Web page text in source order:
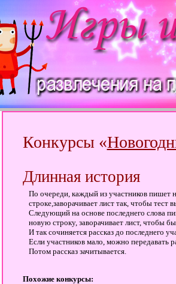
Конкурсы «
Длинная история
По очереди, каждый из участников пишет
строке,заворачивает лист так, чтобы
Следующий на основе последнего слова
новую строку, заворачивает лист, чтобы
И так сочиняется рассказ до последнего
Если участников мало, можно передавать
Потом рассказ зачитывается.
Похожие конкурсы: